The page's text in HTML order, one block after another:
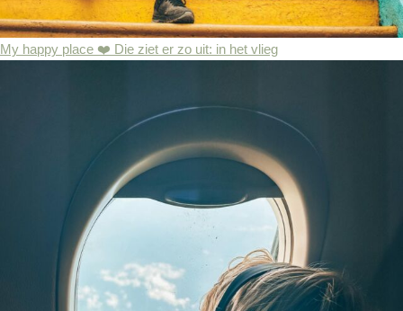
My happy place ❤️ Die ziet er zo uit: in het vlieg